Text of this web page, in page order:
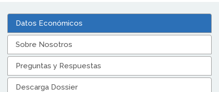
Datos Económicos
Sobre Nosotros
Preguntas y Respuestas
Descarga Dossier